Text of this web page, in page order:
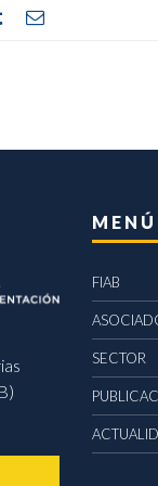
MENÚ
FIAB
SECTOR